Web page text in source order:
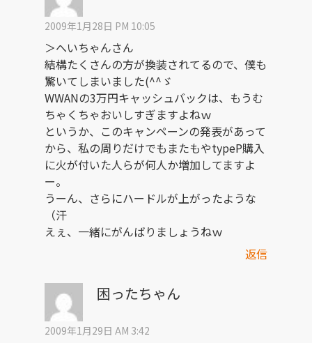
2009年1月28日 PM 10:05
＞へいちゃんさん
結構たくさんの方が換装されてるので、僕も
驚いてしまいました(^^ゞ
WWANの3万円キャッシュバックは、もうむ
ちゃくちゃおいしすぎますよねｗ
というか、このキャンペーンの発表があって
から、私の周りだけでもまたもやtypeP購入
に火が付いた人らが何人か増加してますよ
ー。
うーん、さらにハードルが上がったような
（汗
えぇ、一緒にがんばりましょうねｗ
返信
困ったちゃん
2009年1月29日 AM 3:42